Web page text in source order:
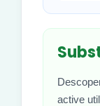
active